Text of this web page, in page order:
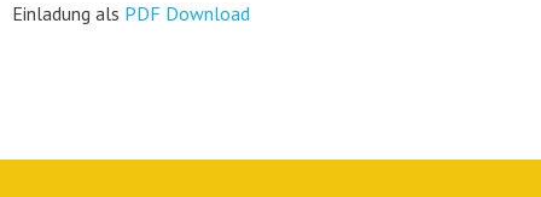
Einladung als PDF Download